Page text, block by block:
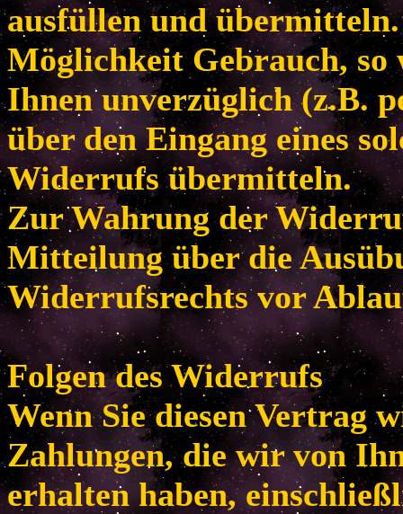
ausfüllen und
Möglichkeit Gebrauch, so
Ihnen unverzüglich (z.B.
über den Eingang eines
Widerrufs übermitteln.
Zur Wahrung der
Mitteilung über die
Widerrufsrechts vor
Folgen des Widerrufs
Wenn Sie diesen Vertrag
Zahlungen, die wir von
erhalten haben,